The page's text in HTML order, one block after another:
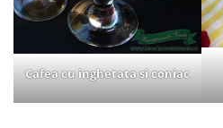
Cafea cu inghetata si coniac